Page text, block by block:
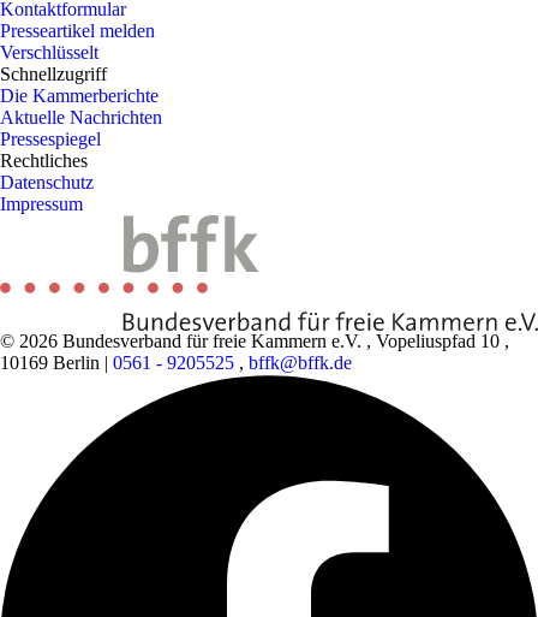
Kontaktformular
Presseartikel melden
Verschlüsselt
Schnellzugriff
Die Kammerberichte
Aktuelle Nachrichten
Pressespiegel
Rechtliches
Datenschutz
Impressum
© 2026 Bundesverband für freie Kammern e.V. , Vopeliuspfad 10 ,
10169 Berlin | 0561 - 9205525 , bffk@bffk.de